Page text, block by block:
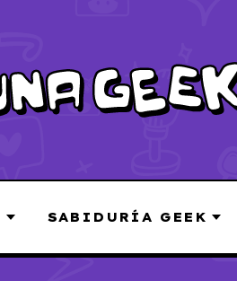
SABIDURÍA GEEK